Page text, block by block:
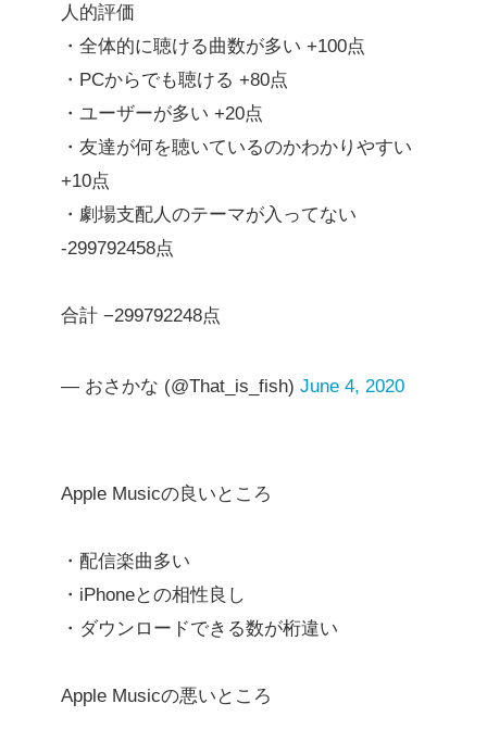
人的評価
・全体的に聴ける曲数が多い +100点
・PCからでも聴ける +80点
・ユーザーが多い +20点
・友達が何を聴いているのかわかりやすい
+10点
・劇場支配人のテーマが入ってない
-299792458点
合計 −299792248点
— おさかな (@That_is_fish) June 4, 2020
Apple Musicの良いところ
・配信楽曲多い
・iPhoneとの相性良し
・ダウンロードできる数が桁違い
Apple Musicの悪いところ